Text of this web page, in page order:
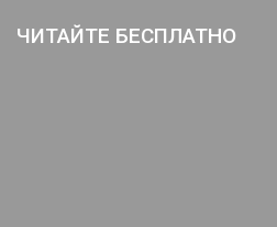
ЧИТАЙТЕ БЕСПЛАТНО